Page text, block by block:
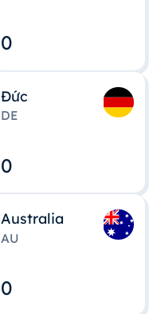
0
Đức
DE
0
Australia
AU
0